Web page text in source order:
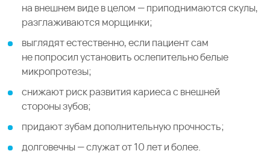
на внешнем виде в целом — приподнимаются скулы,
разглаживаются морщинки;
выглядят естественно, если пациент сам
не попросил установить ослепительно белые
микропротезы;
снижают риск развития кариеса с внешней
стороны зубов;
придают зубам дополнительную прочность;
долговечны — служат от 10 лет и более.